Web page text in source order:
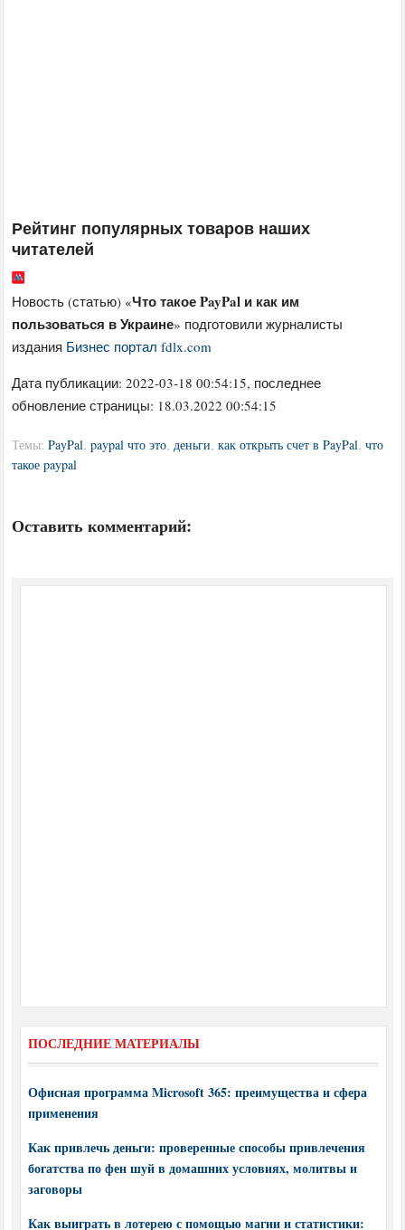
Рейтинг популярных товаров наших
читателей
Новость (статью) «Что такое PayPal и как им
пользоваться в Украине» подготовили журналисты
издания Бизнес портал fdlx.com
Дата публикации:2022-03-18 00:54:15, последнее
обновление страницы: 18.03.2022 00:54:15
Темы:PayPal,paypal что это,деньги,как открыть счет в PayPal,что
такое paypal
Оставить комментарий:
ПОСЛЕДНИЕ МАТЕРИАЛЫ
Офисная программа Microsoft 365: преимущества и сфера
применения
Как привлечь деньги: проверенные способы привлечения
богатства по фен шуй в домашних условиях, молитвы и
заговоры
Как выиграть в лотерею с помощью магии и статистики: